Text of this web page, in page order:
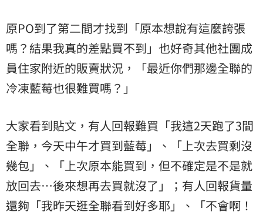
原PO到了第二間才找到「原本想說有這麼誇張
嗎？結果我真的差點買不到」也好奇其他社團成
員住家附近的販賣狀況，「最近你們那邊全聯的
冷凍藍莓也很難買嗎？」
大家看到貼文，有人回報難買「我這2天跑了3間
全聯，今天中午才買到藍莓」、「上次去買剩沒
幾包」、「上次原本能買到，但不確定是不是就
放回去⋯後來想再去買就沒了」；有人回報貨量
還夠「我昨天逛全聯看到好多耶」、「不會啊！